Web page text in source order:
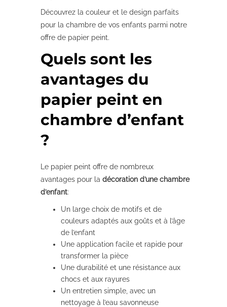
Découvrez la couleur et le design parfaits
pour la chambre de vos enfants parmi notre
offre de papier peint.
Quels sont les
avantages du
papier peint en
chambre d’enfant
?
Le papier peint offre de nombreux
avantages pour la décoration d’une chambre
d’enfant:
Un large choix de motifs et de
couleurs adaptés aux goûts et à l’âge
de l’enfant
Une application facile et rapide pour
transformer la pièce
Une durabilité et une résistance aux
chocs et aux rayures
Un entretien simple, avec un
nettoyage à l’eau savonneuse